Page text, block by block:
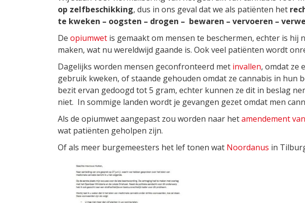
op zelfbeschikking, dus in ons geval dat we als patiënten het
te kweken – oogsten – drogen – bewaren – vervoeren –
De opiumwet is gemaakt om mensen te beschermen, echter is hij
maken, wat nu wereldwijd gaande is. Ook veel patiënten wordt
Dagelijks worden mensen geconfronteerd met invallen, omdat ze
gebruik kweken, of staande gehouden omdat ze cannabis in hun
bezit ervan gedoogd tot 5 gram, echter kunnen ze dit in beslag
niet. In sommige landen wordt je gevangen gezet omdat men
Als de opiumwet aangepast zou worden naar hetamendement
wat patiënten geholpen zijn.
Of als meer burgemeesters het lef tonen wat Noordanus in